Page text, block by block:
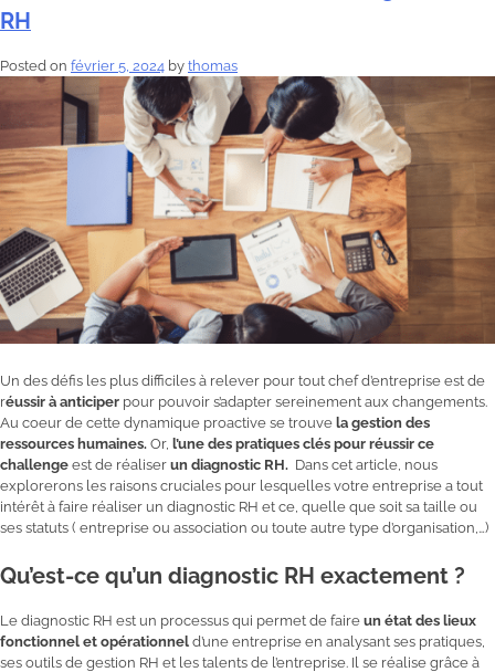
RH
Posted on février 5, 2024 by thomas
Un des défis les plus difficiles à relever pour tout chef d’entreprise est de
réussir à anticiper pour pouvoir s’adapter sereinement aux changements.
Au coeur de cette dynamique proactive se trouve la gestion des
ressources humaines. Or, l’une des pratiques clés pour réussir ce
challenge est de réaliser un diagnostic RH. Dans cet article, nous
explorerons les raisons cruciales pour lesquelles votre entreprise a tout
intérêt à faire réaliser un diagnostic RH et ce, quelle que soit sa taille ou
ses statuts ( entreprise ou association ou toute autre type d’organisation,…)
Qu’est-ce qu’un diagnostic RH exactement ?
Le diagnostic RH est un processus qui permet de faire un état des lieux
fonctionnel et opérationnel d’une entreprise en analysant ses pratiques,
ses outils de gestion RH et les talents de l’entreprise. Il se réalise grâce à